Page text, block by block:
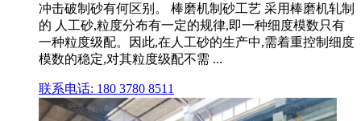
冲击破制砂有何区别。 棒磨机制砂工艺 采用棒磨机轧制
的 人工砂,粒度分布有一定的规律,即一种细度模数只有
一种粒度级配。因此,在人工砂的生产中,需着重控制细度
模数的稳定,对其粒度级配不需 ...
联系电话: 180 3780 8511